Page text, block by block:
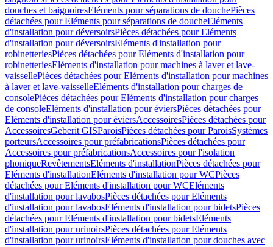
douches et baignoiresEléments pour séparations de douchePièces
détachées pour Eléments pour séparations de doucheEléments
d'installation pour déversoirsPièces détachées pour Eléments
d'installation pour déversoirsEléments d'installation pour
robinetteriesPièces détachées pour Eléments d'installation pour
robinetteriesEléments d'installation pour machines à laver et lave-
vaissellePièces détachées pour Eléments d'installation pour machines
à laver et lave-vaisselleEléments d'installation pour charges de
consolePièces détachées pour Eléments d'installation pour charges
de consoleEléments d'installation pour éviersPièces détachées pour
Eléments d'installation pour éviersAccessoiresPièces détachées pour
AccessoiresGeberit GISParoisPièces détachées pour ParoisSystèmes
porteursAccessoires pour préfabricationsPièces détachées pour
Accessoires pour préfabricationsAccessoires pour l'isolation
phoniqueRevêtementsEléments d'installationPièces détachées pour
Eléments d'installationEléments d'installation pour WCPièces
détachées pour Eléments d'installation pour WCEléments
d'installation pour lavabosPièces détachées pour Eléments
d'installation pour lavabosEléments d'installation pour bidetsPièces
détachées pour Eléments d'installation pour bidetsEléments
d'installation pour urinoirsPièces détachées pour Eléments
d'installation pour urinoirsEléments d'installation pour douches avec